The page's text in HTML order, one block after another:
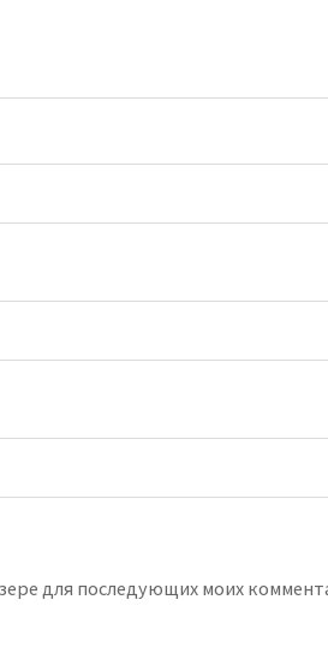
для последующих моих